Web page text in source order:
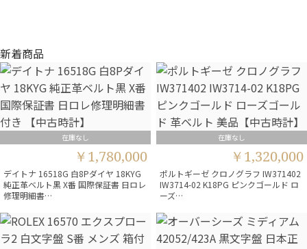
新着商品
在庫なし
￥1,780,000
デイトナ 16518G 白8Pダイヤ 18KYG
純正革ベルト黒 X番 国際保証書 日ロレ
修理明細書…
在庫なし
￥1,320,000
ポルトギーゼ クロノグラフ IW371402
IW3714-02 K18PG ピンクゴールド ロ
ーズ…